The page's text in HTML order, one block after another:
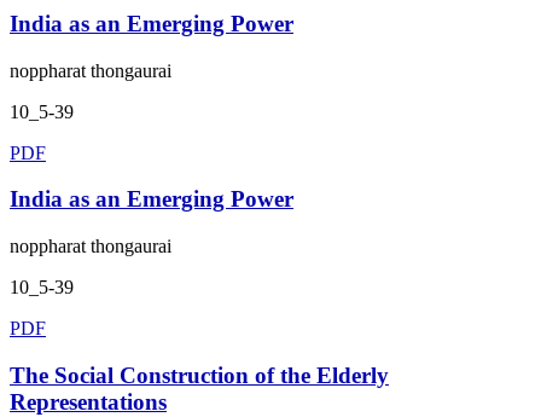
India as an Emerging Power
noppharat thongaurai
10_5-39
PDF
India as an Emerging Power
noppharat thongaurai
10_5-39
PDF
The Social Construction of the Elderly
Representations